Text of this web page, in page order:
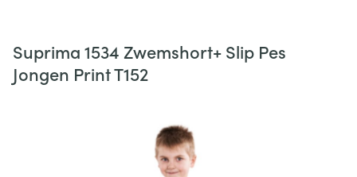
Suprima 1534 Zwemshort+ Slip Pes
Jongen Print T152